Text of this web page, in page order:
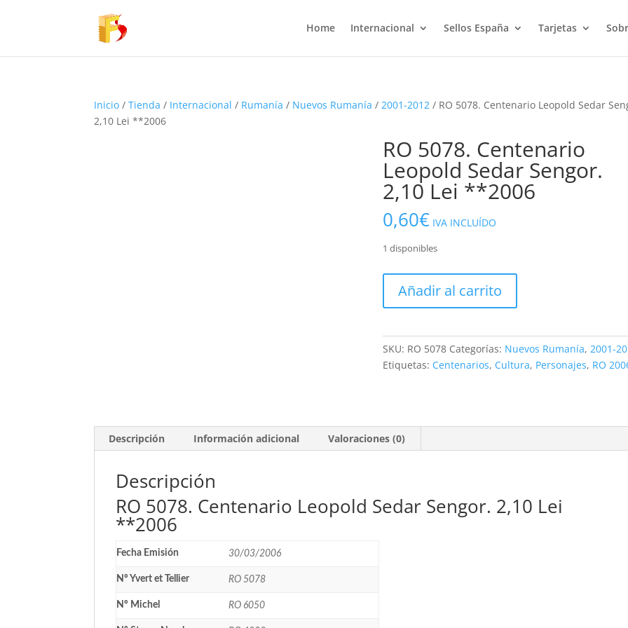
Home Internacional Sellos España Tarjetas
Inicio /Tienda / Internacional / Rumanía / Nuevos Rumanía /2001-2012 / RO 5078. Centenario Leopold Sedar
2,10 Lei **2006
RO 5078. Centenario
Leopold Sedar Sengor.
2,10 Lei **2006
0,60€ IVA INCLUÍDO
1 disponibles
5078.
Centenario
Sedar
Sengor.
cantidad
Añadir al carrito
SKU: RO 5078 Categorías: Nuevos Rumanía,2001-
Etiquetas: Centenarios, Cultura, Personajes, RO
Descripción Información adicional Valoraciones (0)
Descripción
RO 5078. Centenario Leopold Sedar Sengor. 2,10 Lei
**2006
Fecha Emisión 30/03/2006
Nº Yvert et Tellier RO 5078
Nº Michel RO 6050